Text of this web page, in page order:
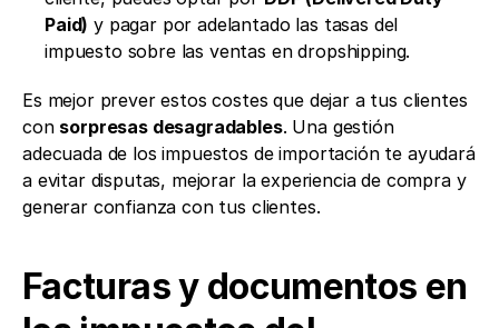
Paid) y pagar por adelantado las tasas del
impuesto sobre las ventas en dropshipping.
Es mejor prever estos costes que dejar a tus clientes
con sorpresas desagradables. Una gestión
adecuada de los impuestos de importación te ayudará
a evitar disputas, mejorar la experiencia de compra y
generar confianza con tus clientes.
Facturas y documentos en